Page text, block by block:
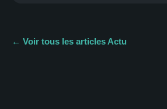
← Voir tous les articles Actu